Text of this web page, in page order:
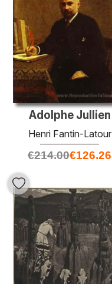
Adolphe Jullien
Henri Fantin-Latour
€214.00€126.26